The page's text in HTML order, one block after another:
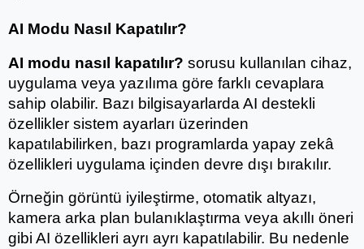
AI Modu Nasıl Kapatılır?
AI modu nasıl kapatılır? sorusu kullanılan cihaz,
uygulama veya yazılıma göre farklı cevaplara
sahip olabilir. Bazı bilgisayarlarda AI destekli
özellikler sistem ayarları üzerinden
kapatılabilirken, bazı programlarda yapay zekâ
özellikleri uygulama içinden devre dışı bırakılır.
Örneğin görüntü iyileştirme, otomatik altyazı,
kamera arka plan bulanıklaştırma veya akıllı öneri
gibi AI özellikleri ayrı ayrı kapatılabilir. Bu nedenle